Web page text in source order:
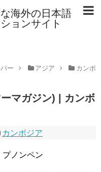
海外の日本語
ョンサイト
ー アジア
カンボ
マガジン) | カンボ
カンボジア
プノンペン